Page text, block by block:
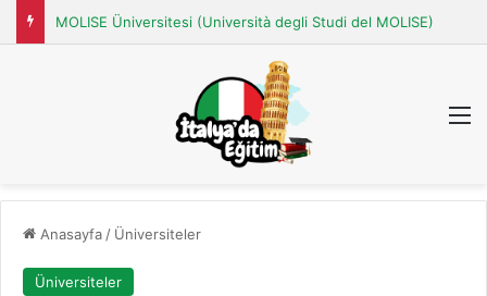
MOLISE Üniversitesi (Università degli Studi del MOLISE)
Anasayfa / Üniversiteler
Üniversiteler